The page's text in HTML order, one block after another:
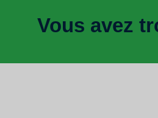
Vous avez